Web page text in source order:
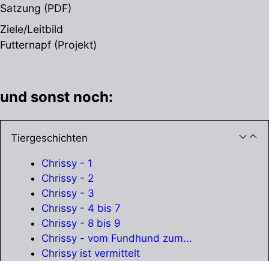
Satzung (PDF)
Ziele/Leitbild
Futternapf (Projekt)
und sonst noch:
Tiergeschichten
Chrissy - 1
Chrissy - 2
Chrissy - 3
Chrissy - 4 bis 7
Chrissy - 8 bis 9
Chrissy - vom Fundhund zum...
Chrissy ist vermittelt